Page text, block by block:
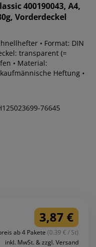
400190043, A4,
Vorderdeckel
• Format: DIN
transparent (=
• Material:
Heftung •
76645
3,87 €
ab 4 Pakete (0.39 € / St)
inkl. MwSt. & zzgl. Versand